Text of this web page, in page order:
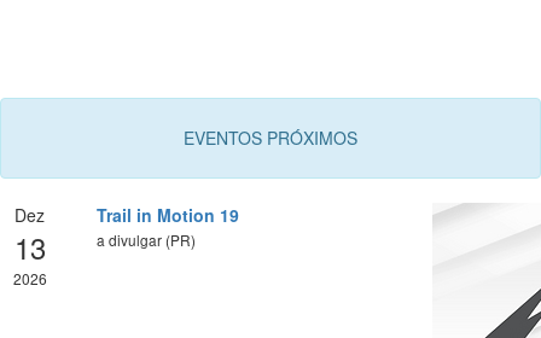
EVENTOS PRÓXIMOS
Dez
13
2026
Trail in Motion 19
a divulgar (PR)